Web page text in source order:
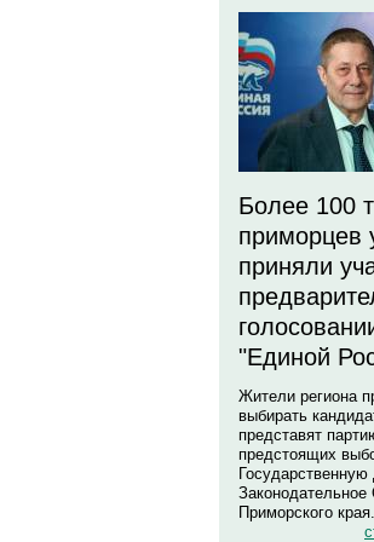
Более 100
приморцев
приняли
"Единой
Жители региона
выбирать
представят
предстоящих
Законодательное
Приморского края.